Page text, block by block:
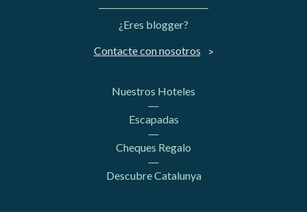
¿Eres blogger?
Contacte con nosotros
Nuestros Hoteles
Escapadas
Cheques Regalo
Descubre Catalunya